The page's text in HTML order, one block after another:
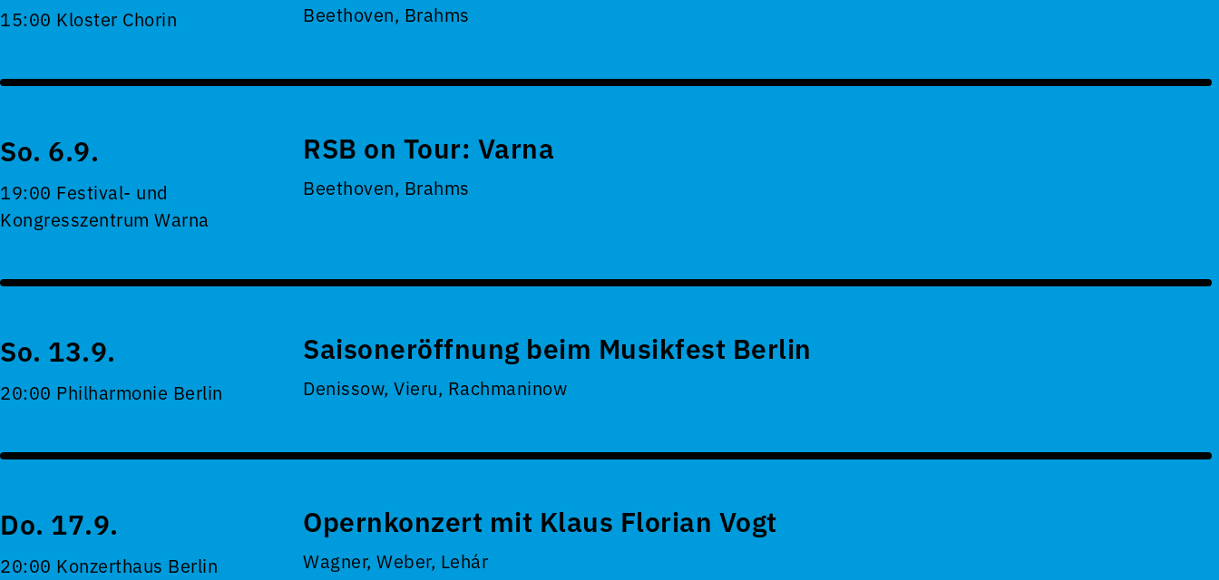
15:00 Kloster Chorin Beethoven, Brahms
So. 6.9.
19:00 Festival- und
Kongresszentrum Warna
RSB on Tour: Varna
Beethoven, Brahms
So. 13.9.
20:00 Philharmonie Berlin
Saisoneröffnung beim Musikfest Berlin
Denissow, Vieru, Rachmaninow
Do. 17.9.
20:00 Konzerthaus Berlin
Opernkonzert mit Klaus Florian Vogt
Wagner, Weber, Lehár